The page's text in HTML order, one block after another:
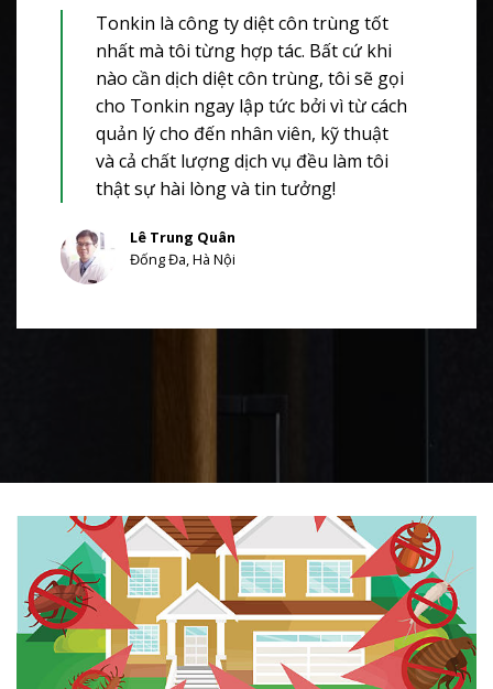
Tonkin là công ty diệt côn trùng tốt
nhất mà tôi từng hợp tác. Bất cứ khi
nào cần dịch diệt côn trùng, tôi sẽ gọi
cho Tonkin ngay lập tức bởi vì từ cách
quản lý cho đến nhân viên, kỹ thuật
và cả chất lượng dịch vụ đều làm tôi
thật sự hài lòng và tin tưởng!
Lê Trung Quân
Đống Đa, Hà Nội